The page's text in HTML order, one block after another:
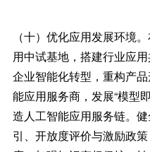
（十）优化应用发展环境
用中试基地，搭建行业应
企业智能化转型，重构产
能应用服务商，发展“模型
造人工智能应用服务链。
引、开放度评价与激励政